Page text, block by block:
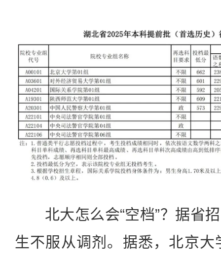
北大怎么会“空档”？据省招
生不服从调剂。据悉，北京